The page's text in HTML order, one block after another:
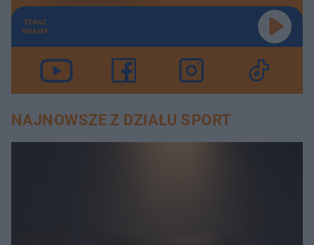
TERAZ
GRAMY
NAJNOWSZE Z DZIAŁU SPORT